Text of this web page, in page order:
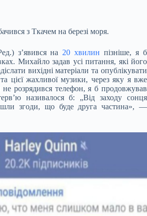
з Ткачем на березі моря.
з’явився на 20 хвилин пізніше, я б
Михайло задав усі питання, які його
вихідні матеріали та опублікувати
цієї жахливої музики, через яку я вже
розрядився телефон, я б продовжував
називалося б: „Від заходу сонця
згоди, що буде друга частина», —